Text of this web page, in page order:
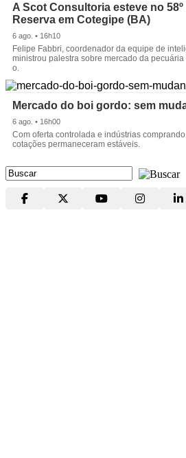
A Scot Consultoria esteve no
Reserva em Cotegipe (BA)
6 ago. • 16h10
Felipe Fabbri, coordenador da equipe de
ministrou palestra sobre mercado da
o.
Mercado do boi gordo: sem
6 ago. • 16h00
Com oferta controlada e indústrias
cotações permaneceram estáveis.